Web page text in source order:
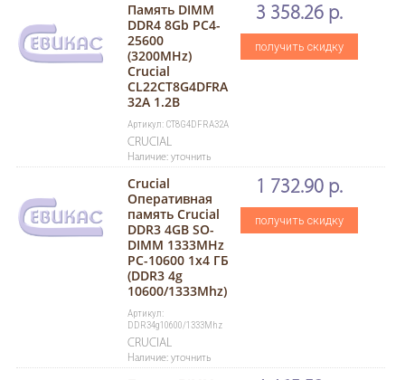
Память DIMM
DDR4 8Gb PC4-
25600
(3200MHz)
Crucial
CL22CT8G4DFRA
32A 1.2В
Артикул: CT8G4DFRA32A
CRUCIAL
Наличие: уточнить
3 358.26 р.
получить скидку
Crucial
Оперативная
память Crucial
DDR3 4GB SO-
DIMM 1333MHz
PC-10600 1x4 ГБ
(DDR3 4g
10600/1333Mhz)
Артикул:
DDR34g10600/1333Mhz
CRUCIAL
Наличие: уточнить
1 732.90 р.
получить скидку